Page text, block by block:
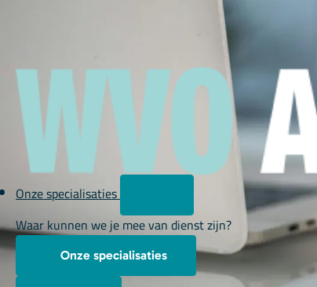
Onze specialisaties
Waar kunnen we je mee van dienst zijn?
Onze specialisaties